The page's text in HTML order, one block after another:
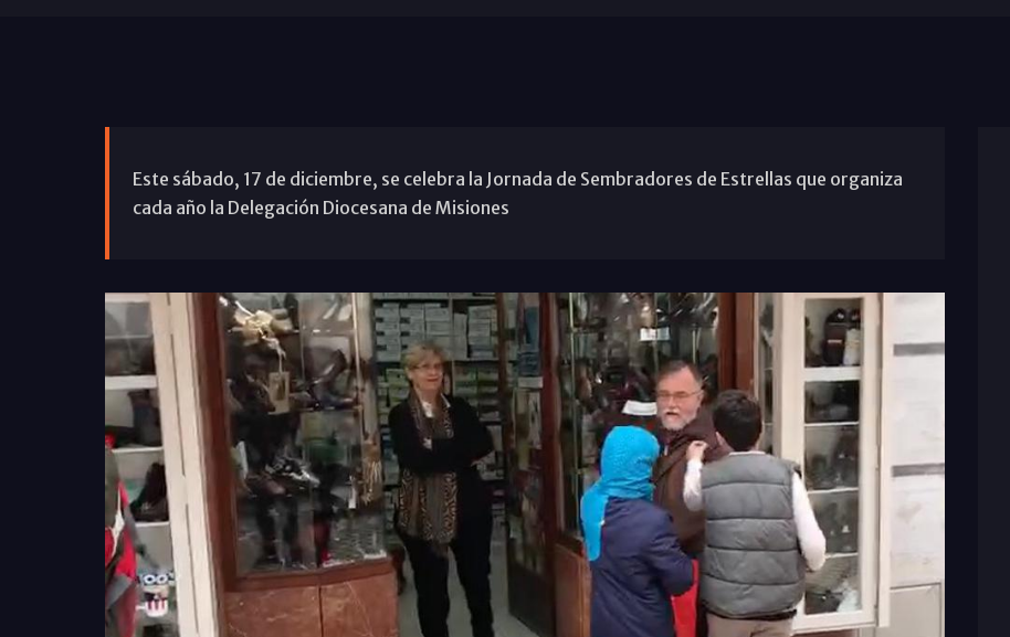
Este sábado, 17 de diciembre, se celebra la Jornada de Sembradores de Estrellas que organiza
cada año la Delegación Diocesana de Misiones